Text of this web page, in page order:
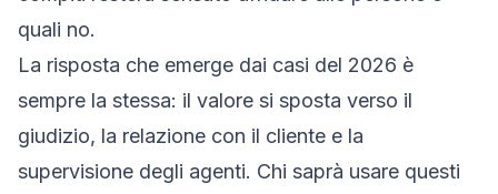
quali no.
La risposta che emerge dai casi del 2026 è
sempre la stessa: il valore si sposta verso il
giudizio, la relazione con il cliente e la
supervisione degli agenti. Chi saprà usare questi